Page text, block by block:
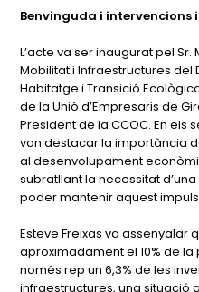
Benvinguda i intervencions
L’acte va ser inaugurat pel
Mobilitat i Infraestructures del
Habitatge i Transició
de la Unió d’Empresaris de
President de la CCOC. En els
van destacar la importància
al desenvolupament
subratllant la necessitat
poder mantenir aquest
Esteve Freixas va assenyalar
aproximadament el 10% de
només rep un 6,3% de les
infraestructures, una situació